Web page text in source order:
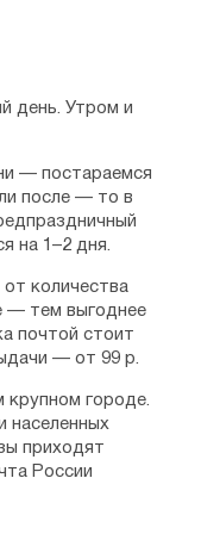
его
ведь книга
день. Утром и
— постараемся
после — то в
на 1–2 дня.
количества
— тем выгоднее
почтой стоит
— от 99 р.
крупном городе.
населенных
приходят
России